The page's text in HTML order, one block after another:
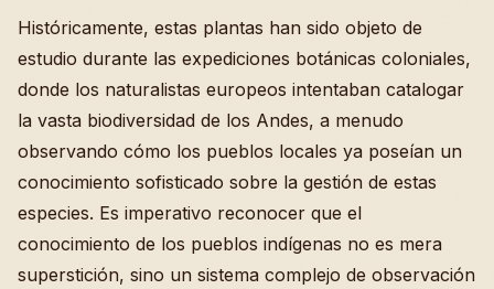
Históricamente, estas plantas han sido objeto de
estudio durante las expediciones botánicas coloniales,
donde los naturalistas europeos intentaban catalogar
la vasta biodiversidad de los Andes, a menudo
observando cómo los pueblos locales ya poseían un
conocimiento sofisticado sobre la gestión de estas
especies. Es imperativo reconocer que el
conocimiento de los pueblos indígenas no es mera
superstición, sino un sistema complejo de observación